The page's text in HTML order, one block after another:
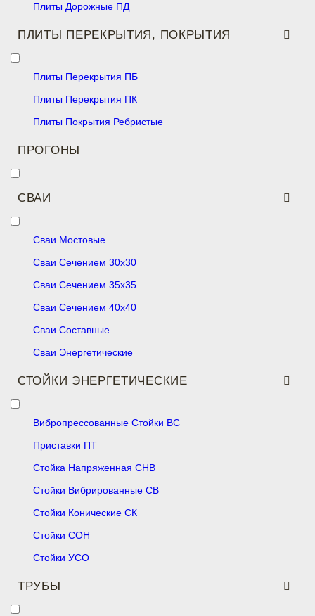
Плиты Дорожные ПД
ПЛИТЫ ПЕРЕКРЫТИЯ, ПОКРЫТИЯ
Плиты Перекрытия ПБ
Плиты Перекрытия ПК
Плиты Покрытия Ребристые
ПРОГОНЫ
СВАИ
Сваи Мостовые
Сваи Сечением 30х30
Сваи Сечением 35х35
Сваи Сечением 40х40
Сваи Составные
Сваи Энергетические
СТОЙКИ ЭНЕРГЕТИЧЕСКИЕ
Вибропрессованные Стойки ВС
Приставки ПТ
Стойка Напряженная СНВ
Стойки Вибрированные СВ
Стойки Конические СК
Стойки СОН
Стойки УСО
ТРУБЫ